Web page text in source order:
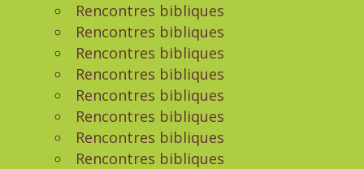
Rencontres bibliques
Rencontres bibliques
Rencontres bibliques
Rencontres bibliques
Rencontres bibliques
Rencontres bibliques
Rencontres bibliques
Rencontres bibliques